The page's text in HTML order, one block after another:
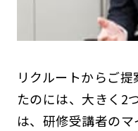
リクルートからご
たのには、大きく2
は、研修受講者の